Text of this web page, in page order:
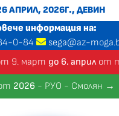
АПРИЛ, 2026Г., ДЕВИН
информация на:
0-84
sega@az-
9. март до 6. априлот
2026 - РУО - Смолян →